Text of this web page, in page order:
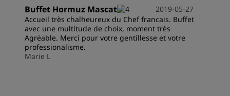
Buffet Hormuz Mascat
2019-05-27
Accueil très chalheureux du Chef francais. Buffet
avec une multitude de choix, moment très
Agrėable. Merci pour votre gentillesse et votre
professionalisme.
Marie L